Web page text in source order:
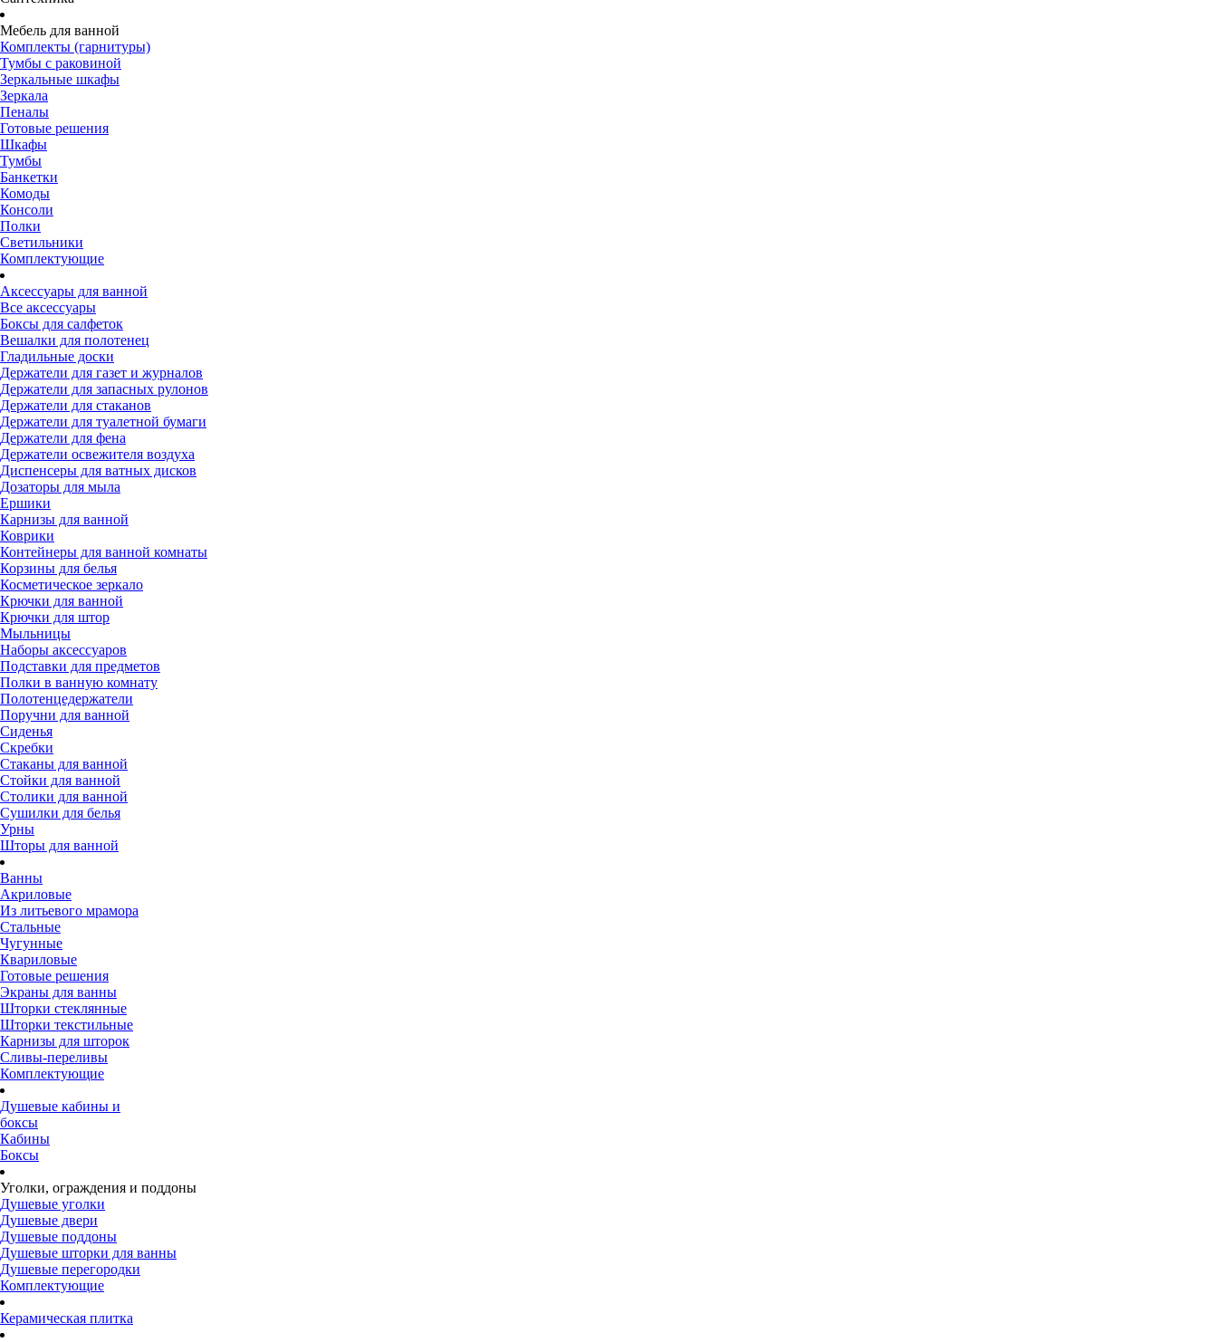
Мебель для ванной
Комплекты (гарнитуры)
Тумбы с раковиной
Зеркальные шкафы
Зеркала
Пеналы
Готовые решения
Шкафы
Тумбы
Банкетки
Комоды
Консоли
Полки
Светильники
Комплектующие
Аксессуары для ванной
Все аксессуары
Боксы для салфеток
Вешалки для полотенец
Гладильные доски
Держатели для газет и журналов
Держатели для запасных рулонов
Держатели для стаканов
Держатели для туалетной бумаги
Держатели для фена
Держатели освежителя воздуха
Диспенсеры для ватных дисков
Дозаторы для мыла
Ершики
Карнизы для ванной
Коврики
Контейнеры для ванной комнаты
Корзины для белья
Косметическое зеркало
Крючки для ванной
Крючки для штор
Мыльницы
Наборы аксессуаров
Подставки для предметов
Полки в ванную комнату
Полотенцедержатели
Поручни для ванной
Сиденья
Скребки
Стаканы для ванной
Стойки для ванной
Столики для ванной
Сушилки для белья
Урны
Шторы для ванной
Ванны
Акриловые
Из литьевого мрамора
Стальные
Чугунные
Квариловые
Готовые решения
Экраны для ванны
Шторки стеклянные
Шторки текстильные
Карнизы для шторок
Сливы-переливы
Комплектующие
Душевые кабины и
боксы
Кабины
Боксы
Уголки, ограждения и поддоны
Душевые уголки
Душевые двери
Душевые поддоны
Душевые шторки для ванны
Душевые перегородки
Комплектующие
Керамическая плитка